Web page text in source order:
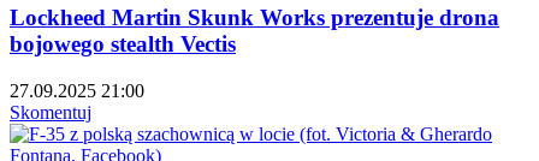
Lockheed Martin Skunk Works prezentuje drona
bojowego stealth Vectis
27.09.2025 21:00
Skomentuj